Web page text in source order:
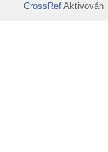
CrossRefAktivován